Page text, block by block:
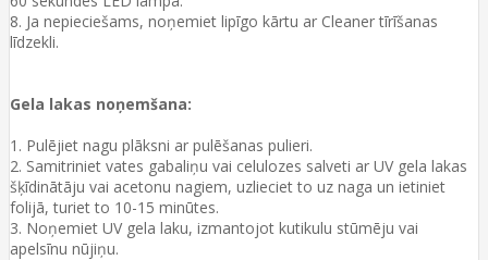
8. Ja nepieciešams, noņemiet lipīgo kārtu ar Cleaner tīrīšanas
līdzekli.
Gela lakas noņemšana:
1. Pulējiet nagu plāksni ar pulēšanas pulieri.
2. Samitriniet vates gabaliņu vai celulozes salveti ar UV gela lakas
šķīdinātāju vai acetonu nagiem, uzlieciet to uz naga un ietiniet
folijā, turiet to 10-15 minūtes.
3. Noņemiet UV gela laku, izmantojot kutikulu stūmēju vai
apelsīnu nūjiņu.